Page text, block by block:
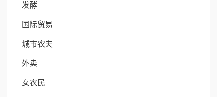
发酵
国际贸易
城市农夫
外卖
女农民